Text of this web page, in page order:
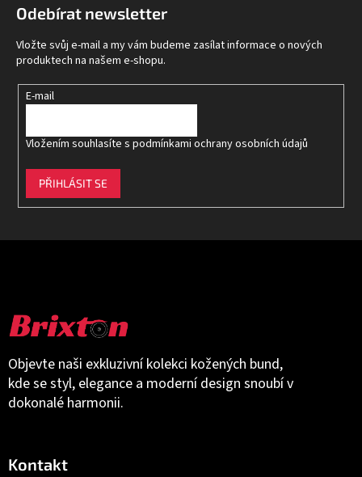
Objevte naši exkluzivní kolekci kožených bund,
kde se styl, elegance a moderní design snoubí v
dokonalé harmonii.
Kontakt
Odebírat newsletter
Vložte svůj e-mail a my vám budeme zasílat informace o nových
produktech na našem e-shopu.
E-mail
Vložením souhlasíte s podmínkami ochrany osobních údajů
PŘIHLÁSIT SE